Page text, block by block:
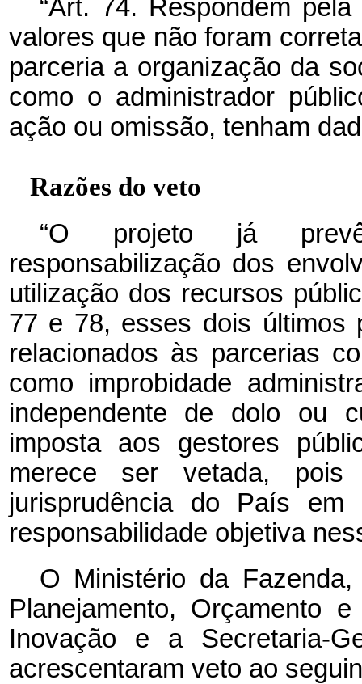
“Art. 74. Respondem
valores que não foram
parceria a organização da
como o administrador
ação ou omissão, tenham
Razões do veto
“O projeto já
responsabilização dos
utilização dos recursos
77 e 78, esses dois últimos
relacionados às parcerias
como improbidade
independente de dolo ou
imposta aos gestores
merece ser vetada,
jurisprudência do País
responsabilidade objetiva
O Ministério da
Planejamento, Orçamento
Inovação e a Secretaria-
acrescentaram veto ao